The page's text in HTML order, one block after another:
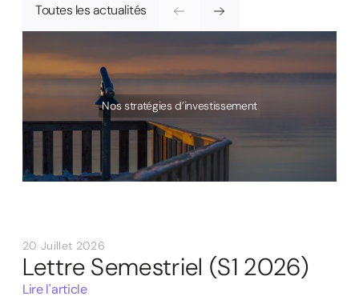
Toutes les actualités
Nos stratégies d’investissement
20 Juillet 2026
Lettre Semestriel (S1 2026)
Lire l'article